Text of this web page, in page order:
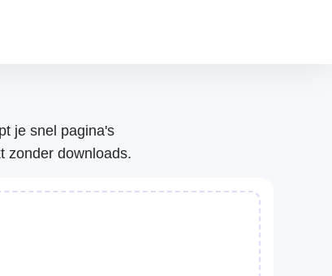
je snel pagina's
zonder downloads.